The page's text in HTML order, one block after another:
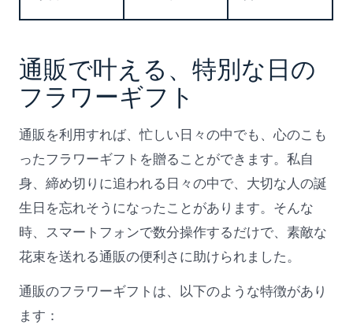
通販で叶える、特別な日の
フラワーギフト
通販を利用すれば、忙しい日々の中でも、心のこも
ったフラワーギフトを贈ることができます。私自
身、締め切りに追われる日々の中で、大切な人の誕
生日を忘れそうになったことがあります。そんな
時、スマートフォンで数分操作するだけで、素敵な
花束を送れる通販の便利さに助けられました。
通販のフラワーギフトは、以下のような特徴があり
ます：